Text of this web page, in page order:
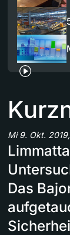
Mi 9. Okt.
Das